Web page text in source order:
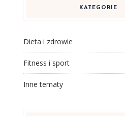
KATEGORIE
Dieta i zdrowie
Fitness i sport
Inne tematy